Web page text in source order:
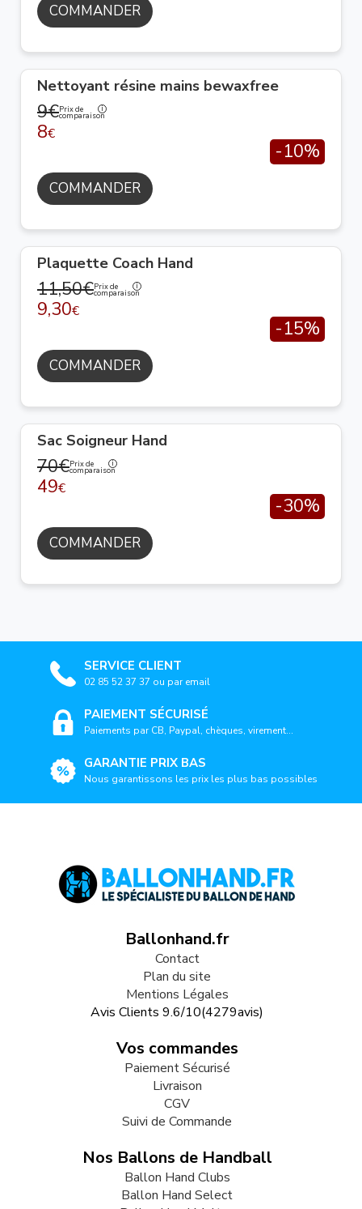
COMMANDER
Nettoyant résine mains bewaxfree
9€Prix de
comparaison
8€
-10%
COMMANDER
Plaquette Coach Hand
11,50€Prix de
comparaison
9,30€
-15%
COMMANDER
Sac Soigneur Hand
70€Prix de
comparaison
49€
-30%
COMMANDER
SERVICE CLIENT
02 85 52 37 37 ou par email
PAIEMENT SÉCURISÉ
Paiements par CB, Paypal, chèques, virement...
GARANTIE PRIX BAS
Nous garantissons les prix les plus bas possibles
Ballonhand.fr
Contact
Plan du site
Mentions Légales
Avis Clients 9.6/10(4279avis)
Vos commandes
Paiement Sécurisé
Livraison
CGV
Suivi de Commande
Nos Ballons de Handball
Ballon Hand Clubs
Ballon Hand Select